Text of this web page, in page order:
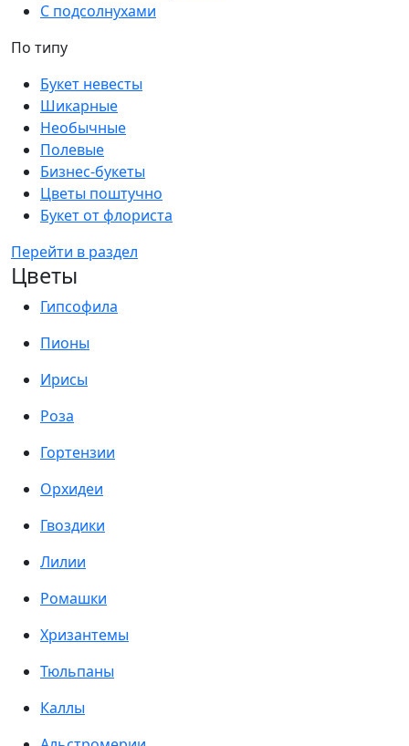
С подсолнухами
По типу
Букет невесты
Шикарные
Необычные
Полевые
Бизнес-букеты
Цветы поштучно
Букет от флориста
Перейти в раздел
Цветы
Гипсофила
Пионы
Ирисы
Роза
Гортензии
Орхидеи
Гвоздики
Лилии
Ромашки
Хризантемы
Тюльпаны
Каллы